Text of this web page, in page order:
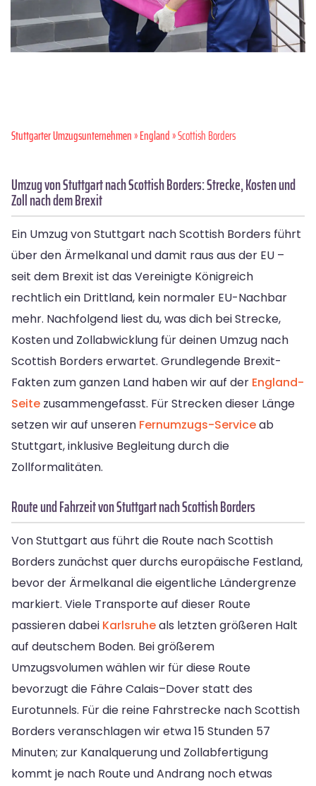
Stuttgarter Umzugsunternehmen»England» Scottish Borders
Umzug von Stuttgart nach Scottish Borders: Strecke, Kosten und
Zoll nach dem Brexit
Ein Umzug von Stuttgart nach Scottish Borders führt
über den Ärmelkanal und damit raus aus der EU –
seit dem Brexit ist das Vereinigte Königreich
rechtlich ein Drittland, kein normaler EU-Nachbar
mehr. Nachfolgend liest du, was dich bei Strecke,
Kosten und Zollabwicklung für deinen Umzug nach
Scottish Borders erwartet. Grundlegende Brexit-
Fakten zum ganzen Land haben wir auf der England-
Seite zusammengefasst. Für Strecken dieser Länge
setzen wir auf unseren Fernumzugs-Serviceab
Stuttgart, inklusive Begleitung durch die
Zollformalitäten.
Route und Fahrzeit von Stuttgart nach Scottish Borders
Von Stuttgart aus führt die Route nach Scottish
Borders zunächst quer durchs europäische Festland,
bevor der Ärmelkanal die eigentliche Ländergrenze
markiert. Viele Transporte auf dieser Route
passieren dabei Karlsruheals letzten größeren Halt
auf deutschem Boden. Bei größerem
Umzugsvolumen wählen wir für diese Route
bevorzugt die Fähre Calais–Dover statt des
Eurotunnels. Für die reine Fahrstrecke nach Scottish
Borders veranschlagen wir etwa 15 Stunden 57
Minuten; zur Kanalquerung und Zollabfertigung
kommt je nach Route und Andrang noch etwas